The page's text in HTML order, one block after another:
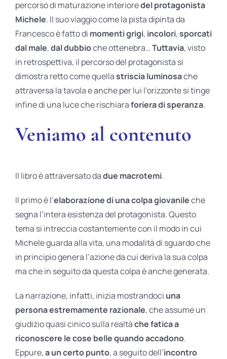
percorso di maturazione interioredel protagonista
Michele. Il suo viaggio come la pista dipinta da
Francesco è fatto di momenti grigi, incolori,sporcati
dal male,dal dubbioche ottenebra…Tuttavia, visto
in retrospettiva, il percorso del protagonista si
dimostra retto come quellastriscia luminosache
attraversa la tavola e anche per lui l’orizzonte si tinge
infine di una luce che rischiaraforiera di speranza.
Veniamo al contenuto
Il libro è attraversato dadue macrotemi.
Il primo è l’elaborazione di una colpa giovanileche
segna l’intera esistenza del protagonista. Questo
tema si intreccia costantemente con il modo in cui
Michele guarda alla vita, una modalità di sguardo che
in principio genera l’azione da cui deriva la sua colpa
ma che in seguito da questa colpa è anche generata.
La narrazione, infatti, inizia mostrandoci una
persona estremamente razionale, che assume un
giudizio quasi cinico sulla realtàche fatica a
riconoscere le cose belle quando accadono.
Eppure,a un certo punto, a seguito dell’incontro